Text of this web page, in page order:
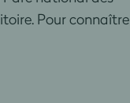
Pour connaître